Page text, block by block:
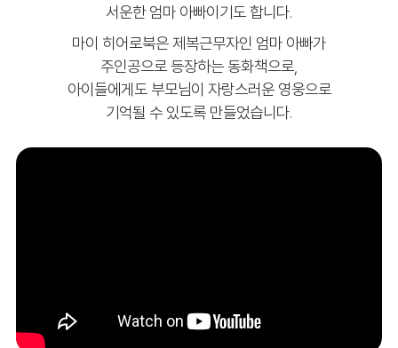
서운한 엄마 아빠이기도 합니다.
마이 히어로북은 제복근무자인 엄마 아빠가
주인공으로 등장하는 동화책으로,
아이들에게도 부모님이 자랑스러운 영웅으로
기억될 수 있도록 만들었습니다.